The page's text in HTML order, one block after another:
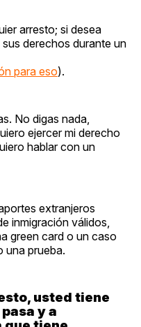
arresto; si desea
derechos durante un
para eso).
No digas nada,
ejercer mi derecho
hablar con un
extranjeros
inmigración válidos,
green card o un caso
una prueba.
usted tiene
y a